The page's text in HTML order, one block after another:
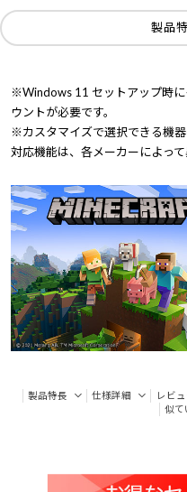
製品
※Windows 11 セットアップ時
ウントが必要です。
※カスタマイズで選択できる機
対応機能は、各メーカーによって
製品特長 仕様詳細 レビ
似て